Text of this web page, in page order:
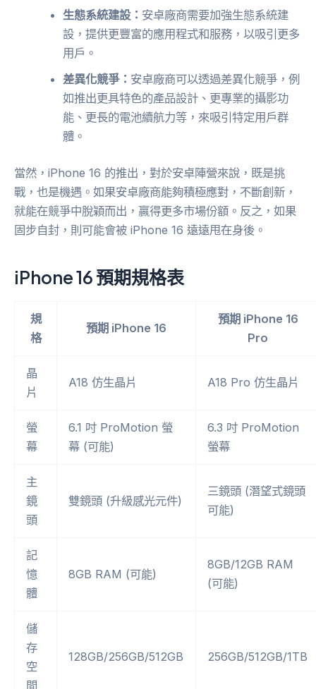
生態系統建設： 安卓廠商需要加強生態系統建
設，提供更豐富的應用程式和服務，以吸引更多
用戶。
差異化競爭： 安卓廠商可以透過差異化競爭，例
如推出更具特色的產品設計、更專業的攝影功
能、更長的電池續航力等，來吸引特定用戶群
體。
當然，iPhone 16 的推出，對於安卓陣營來說，既是挑
戰，也是機遇。如果安卓廠商能夠積極應對，不斷創新，
就能在競爭中脫穎而出，贏得更多市場份額。反之，如果
固步自封，則可能會被 iPhone 16 遠遠甩在身後。
iPhone 16 預期規格表
規
格
預期 iPhone 16
預期 iPhone 16
Pro
晶
片
A18 仿生晶片 A18 Pro 仿生晶片
螢
幕
6.1 吋 ProMotion 螢
幕 (可能)
6.3 吋 ProMotion
螢幕
主
鏡
頭
雙鏡頭 (升級感光元件)
三鏡頭 (潛望式鏡頭
可能)
記
憶
體
8GB RAM (可能)
8GB/12GB RAM
(可能)
儲
存
空
間
128GB/256GB/512GB 256GB/512GB/1TB